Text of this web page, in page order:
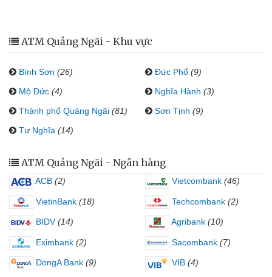
ATM Quảng Ngãi - Khu vực
Bình Sơn (26) Đức Phổ (9)
Mộ Đức (4) Nghĩa Hành (3)
Thành phố Quảng Ngãi (81) Sơn Tịnh (9)
Tư Nghĩa (14)
ATM Quảng Ngãi - Ngân hàng
ACB (2) Vietcombank (46)
VietinBank (18) Techcombank (2)
BIDV (14) Agribank (10)
Eximbank (2) Sacombank (7)
DongA Bank (9) VIB (4)